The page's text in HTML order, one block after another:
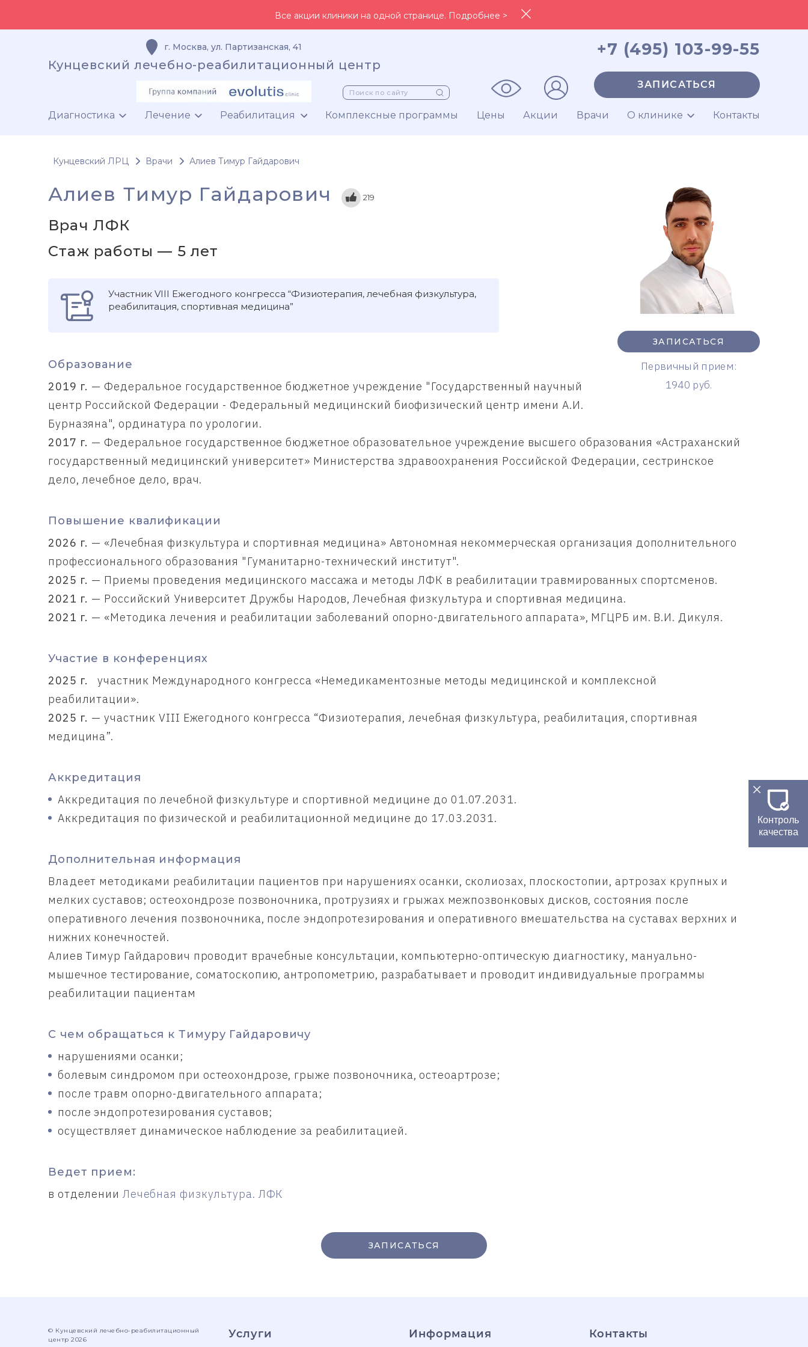
Все акции клиники на одной странице. Подробнее >
г. Москва, ул. Партизанская, 41
Кунцевский лечебно-реабилитационный центр
+7 (495) 103-99-55
ЗАПИСАТЬСЯ
Диагностика Лечение Реабилитация Комплексные программы Цены Акции Врачи О клинике Контакты
Кунцевский ЛРЦ Врачи Алиев Тимур Гайдарович
ЗАПИСАТЬСЯ
Первичный прием:
1940 руб.
Алиев Тимур Гайдарович 219
Врач ЛФК
Стаж работы — 5 лет
Участник VIII Ежегодного конгресса “Физиотерапия, лечебная физкультура,
реабилитация, спортивная медицина”
Образование
2019 г. — Федеральное государственное бюджетное учреждение "Государственный научный
центр Российской Федерации - Федеральный медицинский биофизический центр имени А.И.
Бурназяна", ординатура по урологии.
2017 г. — Федеральное государственное бюджетное образовательное учреждение высшего образования «Астраханский
государственный медицинский университет» Министерства здравоохранения Российской Федерации, сестринское
дело, лечебное дело, врач.
Повышение квалификации
2026 г. — «Лечебная физкультура и спортивная медицина» Автономная некоммерческая организация дополнительного
профессионального образования "Гуманитарно-технический институт".
2025 г. — Приемы проведения медицинского массажа и методы ЛФК в реабилитации травмированных спортсменов.
2021 г. — Российский Университет Дружбы Народов, Лечебная физкультура и спортивная медицина.
2021 г. — «Методика лечения и реабилитации заболеваний опорно-двигательного аппарата», МГЦРБ им. В.И. Дикуля.
Участие в конференциях
2025 г.
участник Международного конгресса «Немедикаментозные методы медицинской и комплексной
реабилитации».
2025 г. — участник VIII Ежегодного конгресса “Физиотерапия, лечебная физкультура, реабилитация, спортивная
медицина”.
Аккредитация
Аккредитация по лечебной физкультуре и спортивной медицине до 01.07.2031.
Аккредитация по физической и реабилитационной медицине до 17.03.2031.
Дополнительная информация
Владеет методиками реабилитации пациентов при нарушениях осанки, сколиозах, плоскостопии, артрозах крупных и
мелких суставов; остеохондрозе позвоночника, протрузиях и грыжах межпозвонковых дисков, состояния после
оперативного лечения позвоночника, после эндопротезирования и оперативного вмешательства на суставах верхних и
нижних конечностей.
Алиев Тимур Гайдарович проводит врачебные консультации, компьютерно-оптическую диагностику, мануально-
мышечное тестирование, соматоскопию, антропометрию, разрабатывает и проводит индивидуальные программы
реабилитации пациентам
С чем обращаться к Тимуру Гайдаровичу
нарушениями осанки;
болевым синдромом при остеохондрозе, грыже позвоночника, остеоартрозе;
после травм опорно-двигательного аппарата;
после эндопротезирования суставов;
осуществляет динамическое наблюдение за реабилитацией.
Ведет прием:
в отделении Лечебная физкультура. ЛФК
ЗАПИСАТЬСЯ
© Кунцевский лечебно-реабилитационный
центр 2026
Услуги Информация Контакты
Контроль
качества